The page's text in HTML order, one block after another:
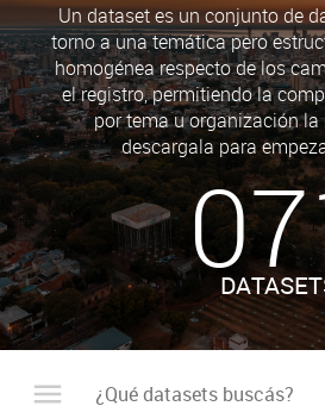
Un dataset es un conjunto de
torno a una temática pero
homogénea respecto de los
el registro, permitiendo la
por tema u organización
descargala para